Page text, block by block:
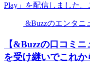
Play」を配信しました
&Buzzのエンタニ
【&Buzzの口コミ
を受け継いでこれ